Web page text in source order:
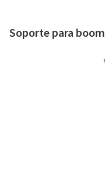
Soporte para boom